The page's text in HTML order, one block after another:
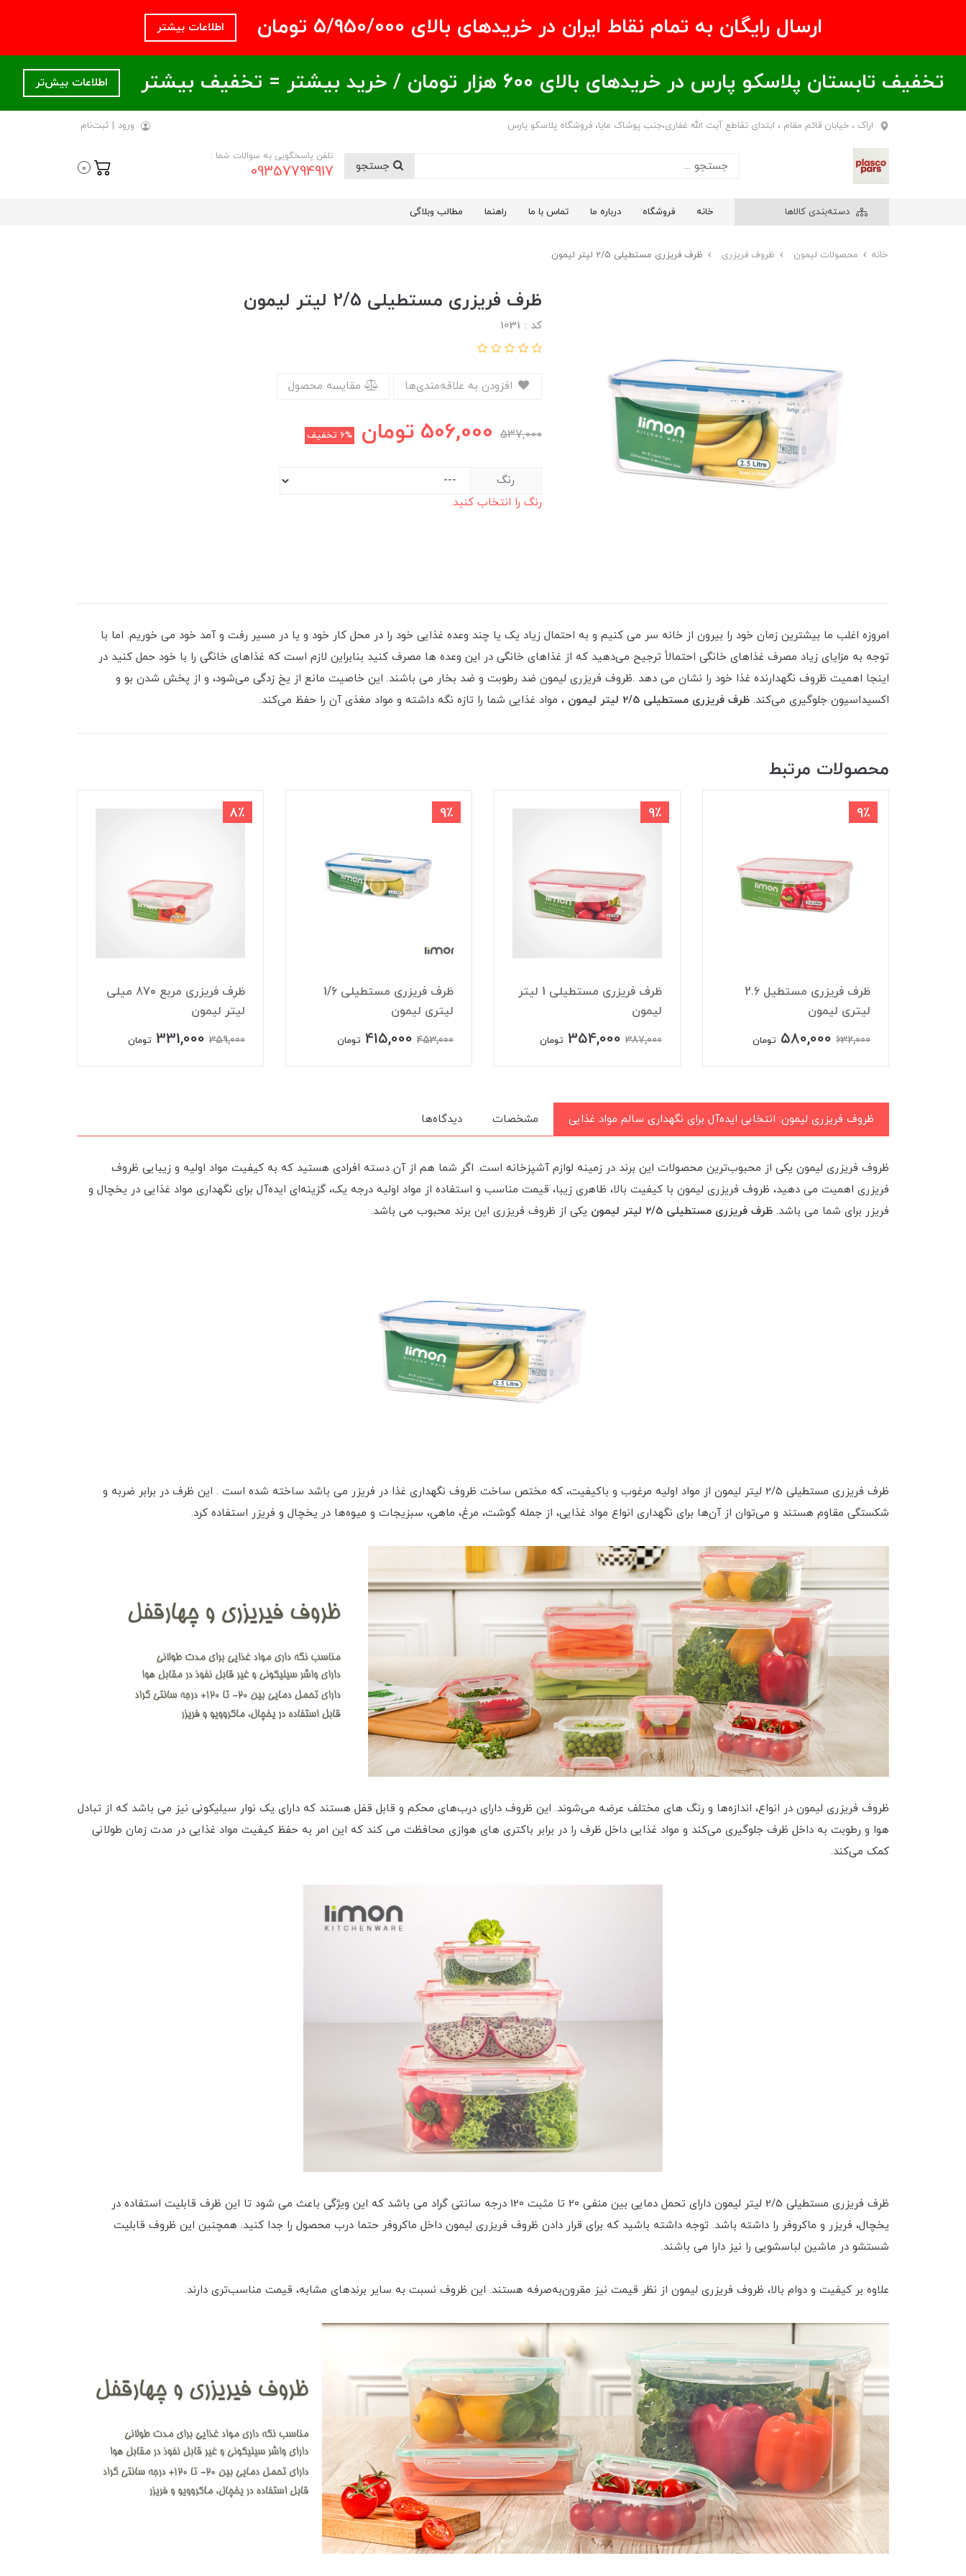
ارسال رایگان به تمام نقاط ایران در خریدهای بالای ۵/950/000 تومان اطلاعات بیشتر
تخفیف تابستان پلاسکو پارس در خریدهای بالای ۶00 هزار تومان / خرید بیشتر = تخفیف بیشتر اطلاعات بیش‌تر
اراک ، خیابان قائم مقام ، ابتدای تقاطع آیت الله غفاری،جنب پوشاک مایا، فروشگاه پلاسکو پارس ورود | ثبت‌نام
تلفن پاسخگویی به سوالات شما :
09357794917
0
دسته‌بندی کالاها خانه فروشگاه درباره ما تماس با ما راهنما مطالب وبلاگی
خانه محصولات لیمون ظروف فریزری ظرف فریزری مستطیلی 2/5 لیتر لیمون
ظرف فریزری مستطیلی 2/5 لیتر لیمون
کد : 1031
مقایسه محصول
537,000
506,000 تومان 6% تخفیف
رنگ
رنگ را انتخاب کنید.
امروزه اغلب ما بیشترین زمان خود را بیرون از خانه سر می ‌کنیم و به احتمال زیاد یک یا چند وعده غذایی خود را در محل کار خود و یا در مسیر رفت و آمد خود می‌ خوریم. اما با
توجه به مزایای زیاد مصرف غذاهای خانگی احتمالاً ترجیح می‌دهید که از غذاهای خانگی در این وعده‌ ها مصرف کنید بنابراین لازم است که غذاهای خانگی را با خود حمل کنید در
اینجا اهمیت ظروف نگهدارنده غذا خود را نشان می ‌دهد .ظروف فریزری لیمون ضد رطوبت و ضد بخار می باشند. این خاصیت مانع از یخ زدگی می‌شود، و از پخش شدن بو و
اکسیداسیون جلوگیری می‌کند. ظرف فریزری مستطیلی 2/5 لیتر لیمون ، مواد غذایی شما را تازه نگه داشته و مواد مغذی آن را حفظ می‌کند.
محصولات مرتبط
9٪
ظرف فریزری مستطیل 2.6
لیتری لیمون
632,000
580,000 تومان
9٪
ظرف فریزری مستطیلی 1 لیتر
لیمون
387,000
354,000 تومان
9٪
ظرف فریزری مستطیلی 1/6
لیتری لیمون
453,000
415,000 تومان
8٪
ظرف فریزری مربع 870 میلی
لیتر لیمون
359,000
331,000 تومان
ظروف فریزری لیمون: انتخابی ایده‌آل برای نگهداری سالم مواد غذایی مشخصات دیدگاه‌ها
ظروف فریزری لیمون یکی از محبوب‌ترین محصولات این برند در زمینه لوازم آشپزخانه است. اگر شما هم از آن دسته افرادی هستید که به کیفیت مواد اولیه و زیبایی ظروف
فریزری اهمیت می دهید، ظروف فریزری لیمون با کیفیت بالا، ظاهری زیبا، قیمت مناسب و استفاده از مواد اولیه درجه یک، گزینه‌ای ایده‌آل برای نگهداری مواد غذایی در یخچال و
فریزر برای شما می باشد. ظرف فریزری مستطیلی 2/5 لیتر لیمون یکی از ظروف فریزری این برند محبوب می باشد.
ظرف فریزری مستطیلی 2/5 لیتر لیمون از مواد اولیه مرغوب و باکیفیت، که مختص ساخت ظروف نگهداری غذا در فریزر می باشد ساخته شده‌ است . این ظرف در برابر ضربه و
شکستگی مقاوم هستند و می‌توان از آن‌ها برای نگهداری انواع مواد غذایی، از جمله گوشت، مرغ، ماهی، سبزیجات و میوه‌ها در یخچال و فریزر استفاده کرد.
ظروف فریزری لیمون در انواع، اندازه‌ها و رنگ های مختلف عرضه می‌شوند. این ظروف دارای درب‌های محکم و قابل قفل هستند که دارای یک نوار سیلیکونی نیز می باشد که از تبادل
هوا و رطوبت به داخل ظرف جلوگیری می‌کند و مواد غذایی داخل ظرف را در برابر باکتری های هوازی محافظت می کند که این امر به حفظ کیفیت مواد غذایی در مدت زمان طولانی
کمک می‌کند.
ظرف فریزری مستطیلی 2/5 لیتر لیمون دارای تحمل دمایی بین منفی 20 تا مثبت 120 درجه سانتی گراد می باشد که این ویژگی باعث می شود تا این ظرف قابلیت استفاده در
یخچال، فریزر و ماکروفر را داشته باشد. توجه داشته باشید که برای قرار دادن ظروف فریزری لیمون داخل ماکروفر حتما درب محصول را جدا کنید. همچنین این ظروف قابلیت
شستشو در ماشین لباسشویی را نیز دارا می باشند.
علاوه بر کیفیت و دوام بالا، ظروف فریزری لیمون از نظر قیمت نیز مقرون‌به‌صرفه هستند. این ظروف نسبت به سایر برندهای مشابه، قیمت مناسب‌تری دارند.